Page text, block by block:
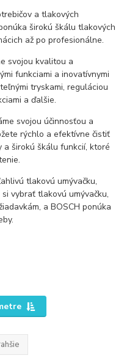
a tlakových
širokú škálu tlakových
až po profesionálne.
svojou kvalitou a
funkciami a inovatívnymi
tryskami, reguláciou
a ďalšie.
svojou účinnosťou a
rýchlo a efektívne čistiť
a širokú škálu funkcií, ktoré
tlakovú umývačku,
vybrať tlakovú umývačku,
a BOSCH ponúka